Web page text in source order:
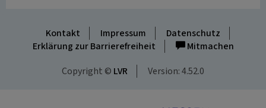
Kontakt Impressum
Datenschutz
Erklärung zur Barrierefreiheit
Mitmachen
Copyright © LVR Version: 4.52.0